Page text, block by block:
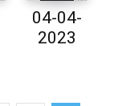
04-04-
2023